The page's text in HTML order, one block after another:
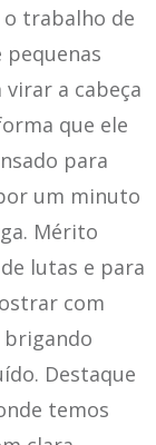
trabalho de
pequenas
a cabeça
que ele
para
um minuto
Mérito
lutas e para
com
Destaque
temos